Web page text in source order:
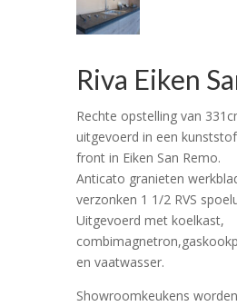
Riva Eiken
Rechte opstelling van
uitgevoerd in een
front in Eiken San Remo.
Anticato granieten
verzonken 1 1/2 RVS
Uitgevoerd met koelkast,
en vaatwasser.
Showroomkeukens